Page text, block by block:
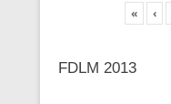
« ‹
FDLM 2013